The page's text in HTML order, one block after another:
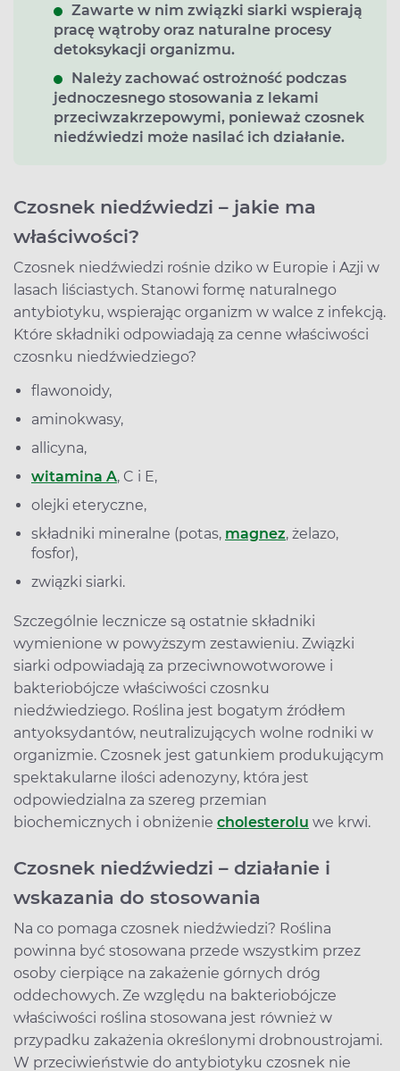
Zawarte w nim związki siarki wspierają
pracę wątroby oraz naturalne procesy
detoksykacji organizmu.
Należy zachować ostrożność podczas
jednoczesnego stosowania z lekami
przeciwzakrzepowymi, ponieważ czosnek
niedźwiedzi może nasilać ich działanie.
Czosnek niedźwiedzi – jakie ma
właściwości?
Czosnek niedźwiedzi rośnie dziko w Europie i Azji w
lasach liściastych. Stanowi formę naturalnego
antybiotyku, wspierając organizm w walce z infekcją.
Które składniki odpowiadają za cenne właściwości
czosnku niedźwiedziego?
flawonoidy,
aminokwasy,
allicyna,
witamina A, C i E,
olejki eteryczne,
składniki mineralne (potas, magnez, żelazo,
fosfor),
związki siarki.
Szczególnie lecznicze są ostatnie składniki
wymienione w powyższym zestawieniu. Związki
siarki odpowiadają za przeciwnowotworowe i
bakteriobójcze właściwości czosnku
niedźwiedziego. Roślina jest bogatym źródłem
antyoksydantów, neutralizujących wolne rodniki w
organizmie. Czosnek jest gatunkiem produkującym
spektakularne ilości adenozyny, która jest
odpowiedzialna za szereg przemian
biochemicznych i obniżenie cholesterolu we krwi.
Czosnek niedźwiedzi – działanie i
wskazania do stosowania
Na co pomaga czosnek niedźwiedzi? Roślina
powinna być stosowana przede wszystkim przez
osoby cierpiące na zakażenie górnych dróg
oddechowych. Ze względu na bakteriobójcze
właściwości roślina stosowana jest również w
przypadku zakażenia określonymi drobnoustrojami.
W przeciwieństwie do antybiotyku czosnek nie